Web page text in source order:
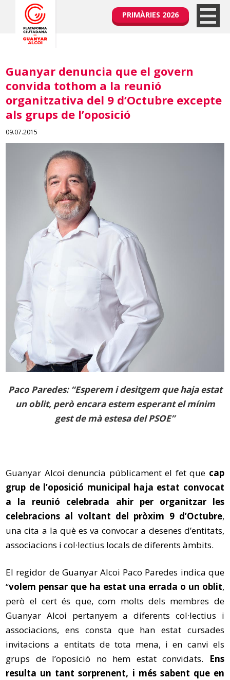
PRIMÀRIES 2026
Guanyar denuncia que el govern
convida tothom a la reunió
organitzativa del 9 d’Octubre excepte
als grups de l’oposició
09.07.2015
Paco Paredes: “Esperem i desitgem que haja estat
un oblit, però encara estem esperant el mínim
gest de mà estesa del PSOE”
Guanyar Alcoi denuncia públicament el fet que cap
grup de l’oposició municipal haja estat convocat
a la reunió celebrada ahir per organitzar les
celebracions al voltant del pròxim 9 d’Octubre,
una cita a la què es va convocar a desenes d’entitats,
associacions i col·lectius locals de diferents àmbits.
El regidor de Guanyar Alcoi Paco Paredes indica que
“volem pensar que ha estat una errada o un oblit,
però el cert és que, com molts dels membres de
Guanyar Alcoi pertanyem a diferents col·lectius i
associacions, ens consta que han estat cursades
invitacions a entitats de tota mena, i en canvi els
grups de l’oposició no hem estat convidats. Ens
resulta un tant sorprenent, i més sabent que en